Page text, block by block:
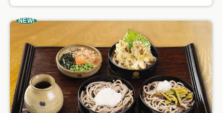
NEW!